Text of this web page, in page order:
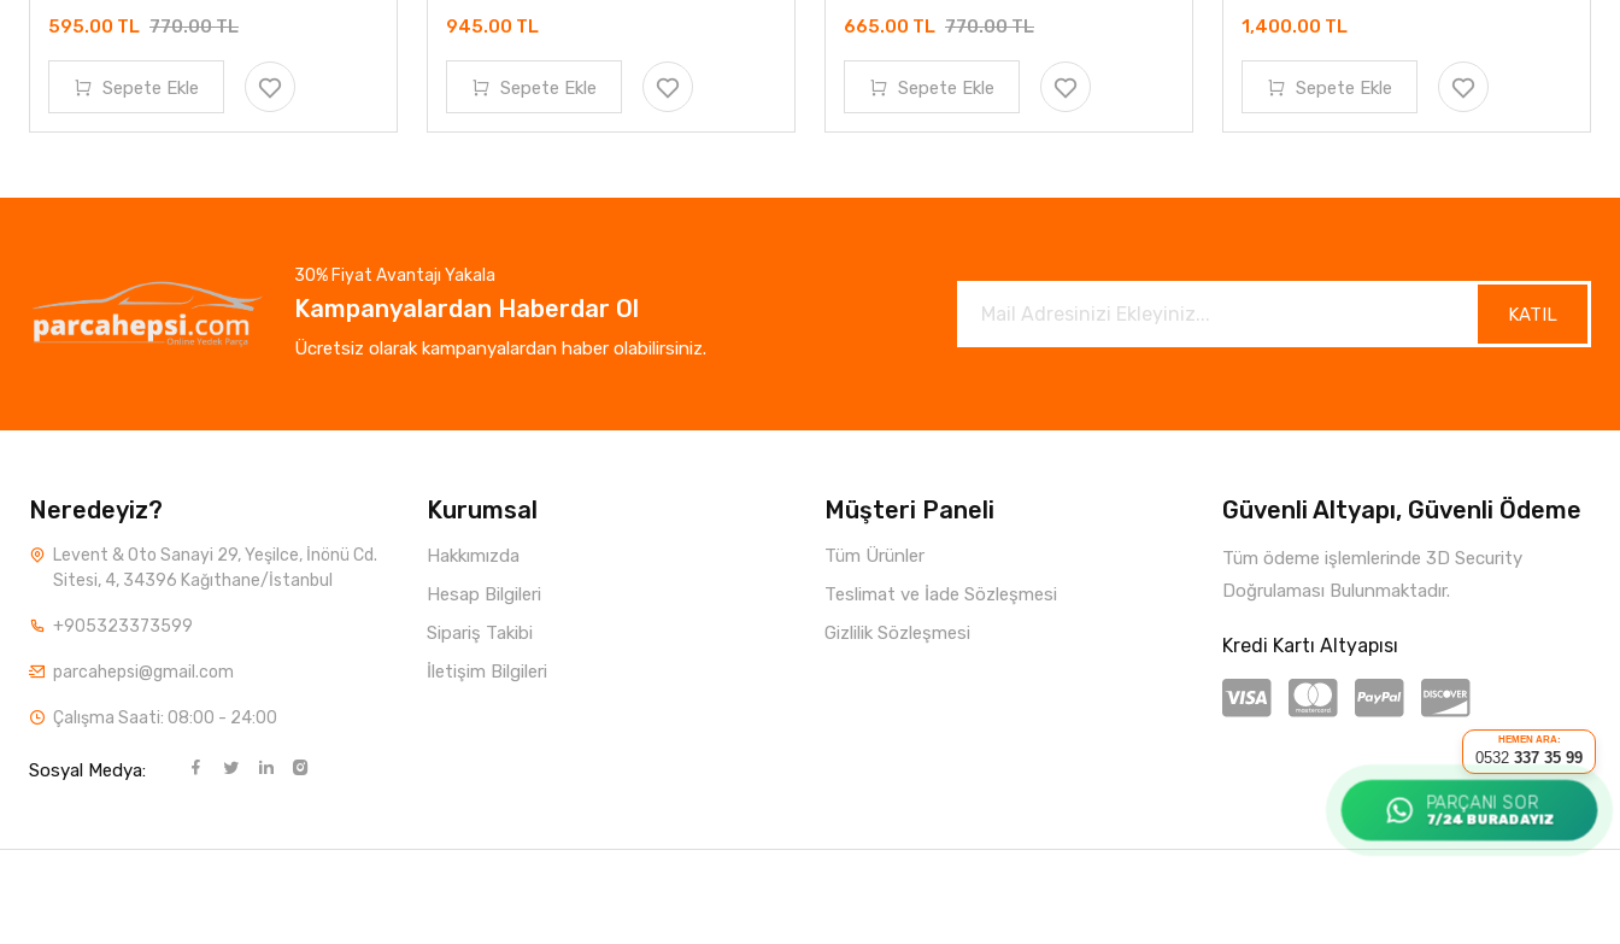
HEMEN ARA:
0532 337 35 99
PARÇANI SOR
7/24 BURADAYIZ
595.00 TL 770.00 TL
Sepete Ekle
945.00 TL
Sepete Ekle
665.00 TL 770.00 TL
Sepete Ekle
1,400.00 TL
Sepete Ekle
30% Fiyat Avantajı Yakala
Kampanyalardan Haberdar Ol
Ücretsiz olarak kampanyalardan haber olabilirsiniz.
KATIL
Neredeyiz?
Levent & Oto Sanayi 29, Yeşilce, İnönü Cd.
Sitesi, 4, 34396 Kağıthane/İstanbul
+905323373599
parcahepsi@gmail.com
Çalışma Saati: 08:00 - 24:00
Sosyal Medya:
Kurumsal
Hakkımızda
Hesap Bilgileri
Sipariş Takibi
İletişim Bilgileri
Müşteri Paneli
Tüm Ürünler
Teslimat ve İade Sözleşmesi
Gizlilik Sözleşmesi
Güvenli Altyapı, Güvenli Ödeme
Tüm ödeme işlemlerinde 3D Security
Doğrulaması Bulunmaktadır.
Kredi Kartı Altyapısı